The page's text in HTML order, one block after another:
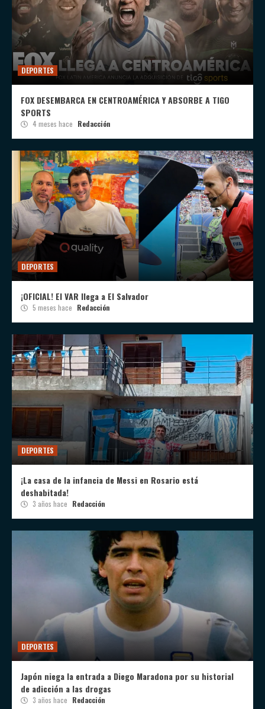
DEPORTES
FOX DESEMBARCA EN CENTROAMÉRICA Y ABSORBE A TIGO
SPORTS
4 meses hace Redacción
DEPORTES
¡OFICIAL! El VAR llega a El Salvador
5 meses hace Redacción
DEPORTES
¡La casa de la infancia de Messi en Rosario está
deshabitada!
3 años hace Redacción
DEPORTES
Japón niega la entrada a Diego Maradona por su historial
de adicción a las drogas
3 años hace Redacción